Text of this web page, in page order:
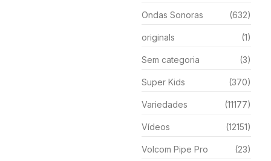
Ondas Sonoras (632)
originals (1)
Sem categoria (3)
Super Kids (370)
Variedades (11177)
Vídeos (12151)
Volcom Pipe Pro (23)